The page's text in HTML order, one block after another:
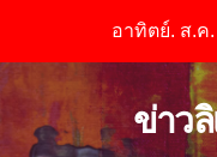
content
อาทิตย์. ส.ค.
ข่าว